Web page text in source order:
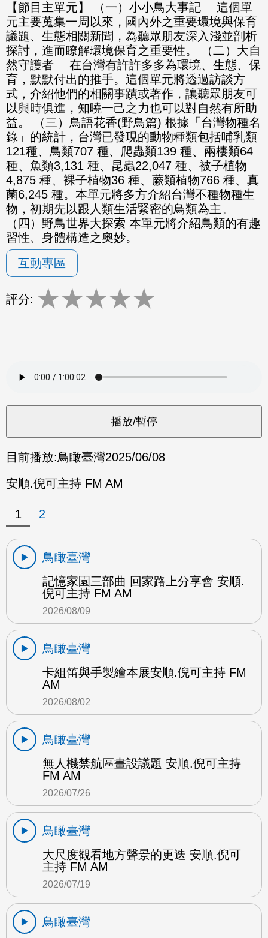
【節目主單元】 （一）小小鳥大事記 這個單
元主要蒐集一周以來，國內外之重要環境與保育
議題、生態相關新聞，為聽眾朋友深入淺並剖析
探討，進而瞭解環境保育之重要性。 （二）大自
然守護者 在台灣有許許多多為環境、生態、保
育，默默付出的推手。這個單元將透過訪談方
式，介紹他們的相關事蹟或著作，讓聽眾朋友可
以與時俱進，知曉一己之力也可以對自然有所助
益。 （三）鳥語花香(野鳥篇) 根據「台灣物種名
錄」的統計，台灣已發現的動物種類包括哺乳類
121種、鳥類707 種、爬蟲類139 種、兩棲類64
種、魚類3,131 種、昆蟲22,047 種、被子植物
4,875 種、裸子植物36 種、蕨類植物766 種、真
菌6,245 種。本單元將多方介紹台灣不種物種生
物，初期先以跟人類生活緊密的鳥類為主。
（四）野鳥世界大探索 本單元將介紹鳥類的有趣
習性、身體構造之奧妙。
互動專區
評分: ★★★★★
目前播放:鳥瞰臺灣2025/06/08
安順.倪可主持 FM AM
1 2
鳥瞰臺灣
記憶家園三部曲 回家路上分享會 安順.
倪可主持 FM AM
2026/08/09
鳥瞰臺灣
卡組笛與手製繪本展安順.倪可主持 FM
AM
2026/08/02
鳥瞰臺灣
無人機禁航區畫設議題 安順.倪可主持
FM AM
2026/07/26
鳥瞰臺灣
大尺度觀看地方聲景的更迭 安順.倪可
主持 FM AM
2026/07/19
鳥瞰臺灣